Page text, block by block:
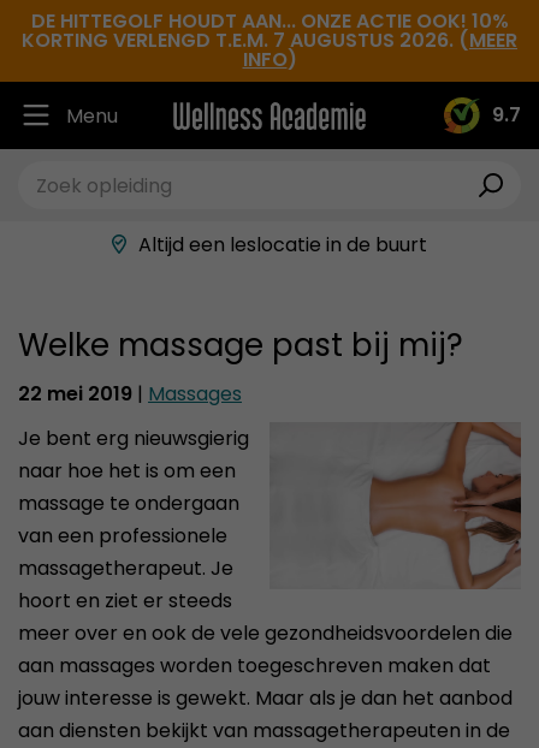
DE HITTEGOLF HOUDT AAN... ONZE ACTIE OOK! 10%
KORTING VERLENGD T.E.M. 7 AUGUSTUS 2026. (MEER
INFO)
9.7
Menu
Ruim 30.000 tevreden studenten
Beste docenten in de branche
Altijd een leslocatie in de buurt
Welke massage past bij mij?
22 mei 2019 | Massages
Je bent erg nieuwsgierig
naar hoe het is om een
massage te ondergaan
van een professionele
massagetherapeut. Je
hoort en ziet er steeds
meer over en ook de vele gezondheidsvoordelen die
aan massages worden toegeschreven maken dat
jouw interesse is gewekt. Maar als je dan het aanbod
aan diensten bekijkt van massagetherapeuten in de